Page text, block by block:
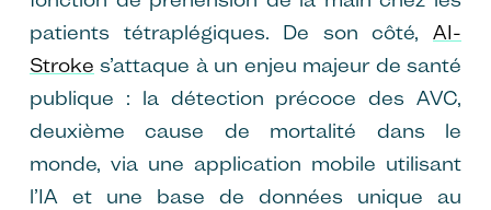
patients tétraplégiques. De son côté, AI-
Stroke s’attaque à un enjeu majeur de santé
publique : la détection précoce des AVC,
deuxième cause de mortalité dans le
monde, via une application mobile utilisant
l’IA et une base de données unique au